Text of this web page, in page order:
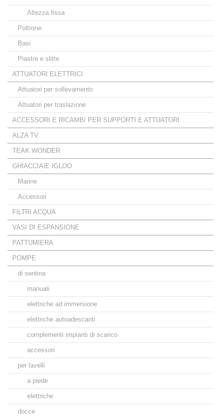
Altezza fissa
Poltrone
Basi
Piastre e slitte
ATTUATORI ELETTRICI
Attuatori per sollevamento
Attuatori per traslazione
ACCESSORI E RICAMBI PER SUPPORTI E ATTUATORI
ALZA TV
TEAK WONDER
GHIACCIAIE IGLOO
Marine
Accessori
FILTRI ACQUA
VASI DI ESPANSIONE
PATTUMIERA
POMPE
di sentina
manuali
elettriche ad immersione
elettriche autoadescanti
complementi impianti di scarico
accessori
per lavelli
a piede
elettriche
docce